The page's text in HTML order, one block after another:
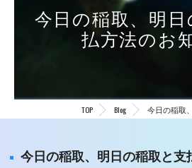
今日の稲取、明
払方法のお
TOP Blog 今日の稲取
今日の稲取、明日の稲取と支